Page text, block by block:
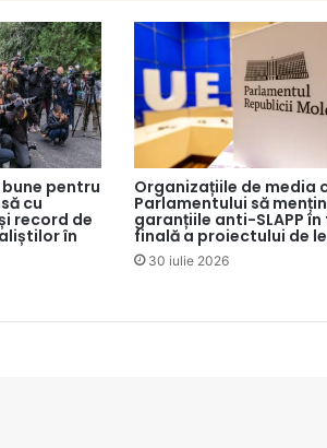
pentru
cu
record de
în
Organizațiile de media
Parlamentului să
garanțiile anti-SLAPP
finală a proiectului de
30 iulie 2026